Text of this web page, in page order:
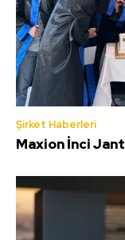
Şirket Haberleri
Maxion İnci